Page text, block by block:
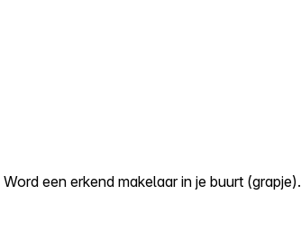
Word een erkend makelaar in je buurt (grapje).